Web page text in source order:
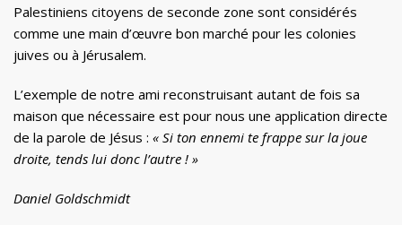
Palestiniens citoyens de seconde zone sont considérés
comme une main d’œuvre bon marché pour les colonies
juives ou à Jérusalem.
L’exemple de notre ami reconstruisant autant de fois sa
maison que nécessaire est pour nous une application directe
de la parole de Jésus : « Si ton ennemi te frappe sur la joue
droite, tends lui donc l’autre ! »
Daniel Goldschmidt